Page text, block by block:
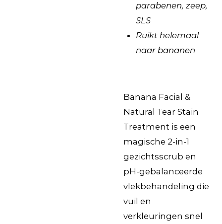
parabenen, zeep,
SLS
Ruikt helemaal
naar bananen
Banana Facial &
Natural Tear Stain
Treatment is een
magische 2-in-1
gezichtsscrub en
pH-gebalanceerde
vlekbehandeling die
vuil en
verkleuringen snel